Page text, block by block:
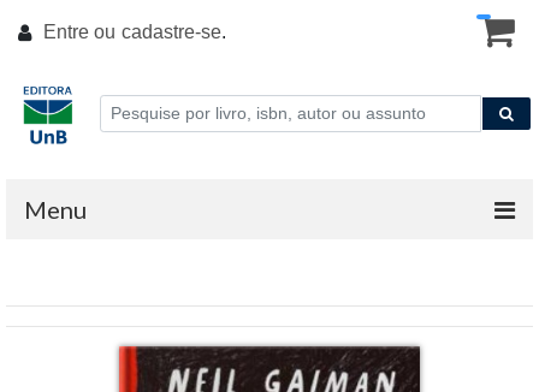
Entre ou cadastre-se.
Menu